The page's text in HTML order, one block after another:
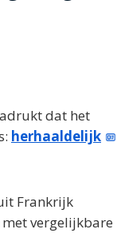
dat het
herhaaldelijk
Frankrijk
vergelijkbare